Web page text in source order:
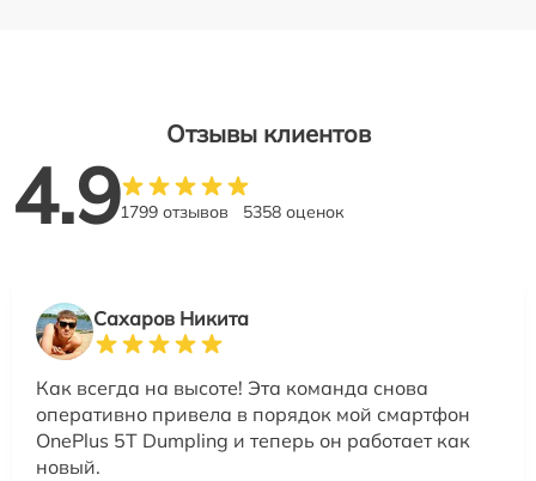
Отзывы клиентов
4.91799 отзывов 5358 оценок
Сахаров Никита
Как всегда на высоте! Эта команда снова
оперативно привела в порядок мой смартфон
OnePlus 5T Dumpling и теперь он работает как
новый.